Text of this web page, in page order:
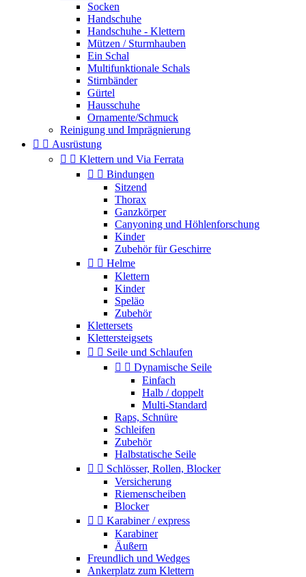
Socken
Handschuhe
Handschuhe - Klettern
Mützen / Sturmhauben
Ein Schal
Multifunktionale Schals
Stirnbänder
Gürtel
Hausschuhe
Ornamente/Schmuck
Reinigung und Imprägnierung
  Ausrüstung
  Klettern und Via Ferrata
  Bindungen
Sitzend
Thorax
Ganzkörper
Canyoning und Höhlenforschung
Kinder
Zubehör für Geschirre
  Helme
Klettern
Kinder
Speläo
Zubehör
Klettersets
Klettersteigsets
  Seile und Schlaufen
  Dynamische Seile
Einfach
Halb / doppelt
Multi-Standard
Raps, Schnüre
Schleifen
Zubehör
Halbstatische Seile
  Schlösser, Rollen, Blocker
Versicherung
Riemenscheiben
Blocker
  Karabiner / express
Karabiner
Äußern
Freundlich und Wedges
Ankerplatz zum Klettern